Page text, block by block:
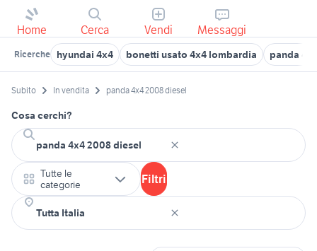
Home Cerca Vendi Messaggi
Ricerche hyundai 4x4 bonetti usato 4x4 lombardia panda
Subito In vendita panda 4x4 2008 diesel
Cosa cerchi?
Tutte le
categorie
Filtri